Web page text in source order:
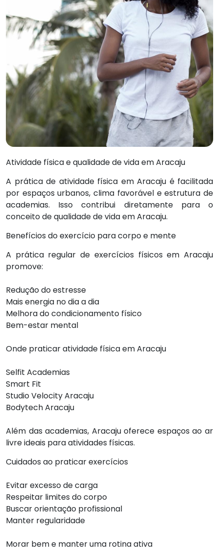
Atividade física e qualidade de vida em Aracaju
A prática de atividade física em Aracaju é facilitada
por espaços urbanos, clima favorável e estrutura de
academias. Isso contribui diretamente para o
conceito de qualidade de vida em Aracaju.
Benefícios do exercício para corpo e mente
A prática regular de exercícios físicos em Aracaju
promove:
Redução do estresse
Mais energia no dia a dia
Melhora do condicionamento físico
Bem-estar mental
Onde praticar atividade física em Aracaju
Selfit Academias
Smart Fit
Studio Velocity Aracaju
Bodytech Aracaju
Além das academias, Aracaju oferece espaços ao ar
livre ideais para atividades físicas.
Cuidados ao praticar exercícios
Evitar excesso de carga
Respeitar limites do corpo
Buscar orientação profissional
Manter regularidade
Morar bem e manter uma rotina ativa